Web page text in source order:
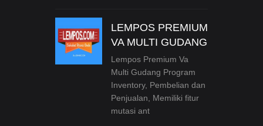
LEMPOS PREMIUM
VA MULTI GUDANG
Lempos Premium Va
Multi Gudang Program
Inventory, Pembelian dan
Penjualan, Memiliki fitur
mutasi ant